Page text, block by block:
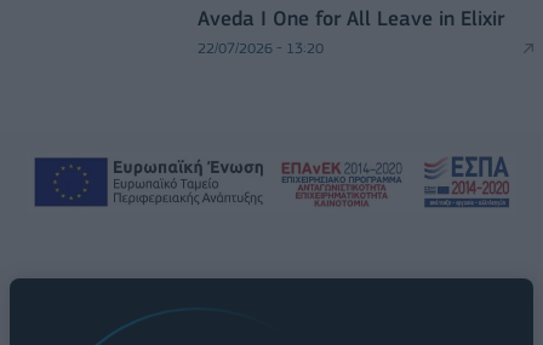
Aveda I One for All Leave in Elixir
22/07/2026 - 13:20